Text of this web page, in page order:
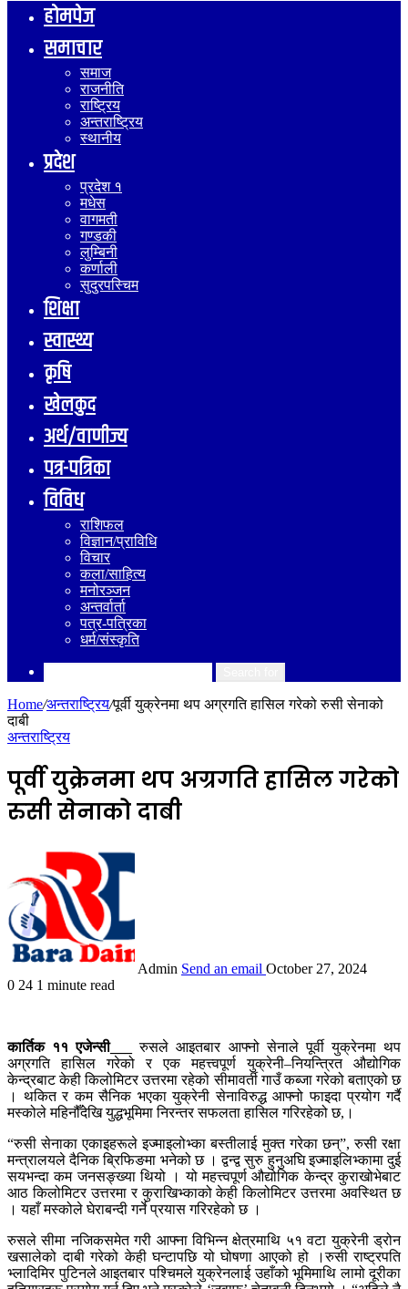
होमपेज
समाचार
समाज
राजनीति
राष्ट्रिय
अन्तराष्ट्रिय
स्थानीय
प्रदेश
प्रदेश १
मधेस
वागमती
गण्डकी
लुम्बिनी
कर्णाली
सुदुरपस्चिम
शिक्षा
स्वास्थ्य
कृषि
खेलकुद
अर्थ/वाणीज्य
पत्र-पत्रिका
विविध
राशिफल
विज्ञान/प्राविधि
विचार
कला/साहित्य
मनोरञ्जन
अन्तर्वार्ता
पत्र-पत्रिका
धर्म/संस्कृति
Home/अन्तराष्ट्रिय/पूर्वी युक्रेनमा थप अग्रगति हासिल गरेको रुसी सेनाको
दाबी
अन्तराष्ट्रिय
पूर्वी युक्रेनमा थप अग्रगति हासिल गरेको
रुसी सेनाको दाबी
Admin Send an email October 27, 2024
0 24 1 minute read
कार्तिक ११ एजेन्सी___
रुसले आइतबार आफ्नो सेनाले पूर्वी युक्रेनमा थप
अग्रगति हासिल गरेको र एक महत्त्वपूर्ण युक्रेनी–नियन्त्रित औद्योगिक
केन्द्रबाट केही किलोमिटर उत्तरमा रहेको सीमावर्ती गाउँ कब्जा गरेको बताएको छ
। थकित र कम सैनिक भएका युक्रेनी सेनाविरुद्ध आफ्नो फाइदा प्रयोग गर्दै
मस्कोले महिनौँदेखि युद्धभूमिमा निरन्तर सफलता हासिल गरिरहेको छ,।
“रुसी सेनाका एकाइहरूले इज्माइलोभ्का बस्तीलाई मुक्त गरेका छन्”, रुसी रक्षा
मन्त्रालयले दैनिक ब्रिफिङमा भनेको छ । द्वन्द्व सुरु हुनुअघि इज्माइलिभ्कामा दुई
सयभन्दा कम जनसङ्ख्या थियो । यो महत्त्वपूर्ण औद्योगिक केन्द्र कुराखोभेबाट
आठ किलोमिटर उत्तरमा र कुराखिभ्काको केही किलोमिटर उत्तरमा अवस्थित छ
। यहाँ मस्कोले घेराबन्दी गर्ने प्रयास गरिरहेको छ ।
रुसले सीमा नजिकसमेत गरी आफ्ना विभिन्न क्षेत्रमाथि ५१ वटा युक्रेनी ड्रोन
खसालेको दाबी गरेको केही घन्टापछि यो घोषणा आएको हो ।रुसी राष्ट्रपति
भ्लादिमिर पुटिनले आइतबार पश्चिमले युक्रेनलाई उहाँको भूमिमाथि लामो दूरीका